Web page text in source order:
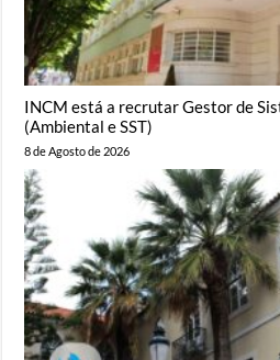
INCM está a recrutar Gestor de
(Ambiental e SST)
8 de Agosto de 2026